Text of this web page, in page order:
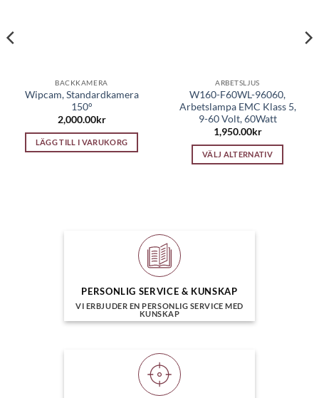
BACKKAMERA
Wipcam, Standardkamera
150°
2,000.00kr
LÄGG TILL I VARUKORG
ARBETSLJUS
W160-F60WL-96060,
Arbetslampa EMC Klass 5,
9-60 Volt, 60Watt
1,950.00kr
VÄLJ ALTERNATIV
alternativen
kan
väljas
PERSONLIG SERVICE & KUNSKAP
VI ERBJUDER EN PERSONLIG SERVICE MED
KUNSKAP